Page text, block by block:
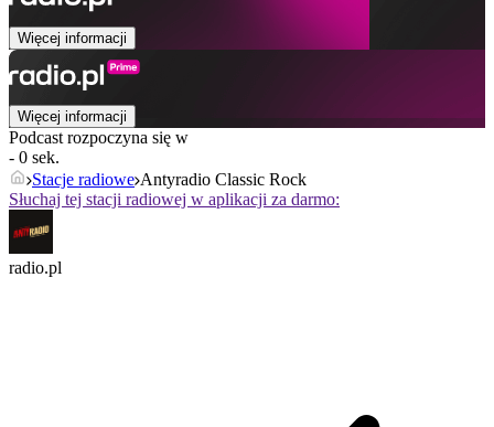
Więcej informacji
Więcej informacji
Podcast rozpoczyna się w
- 0 sek.
Stacje radiowe Antyradio Classic Rock
Słuchaj tej stacji radiowej w aplikacji za darmo:
radio.pl